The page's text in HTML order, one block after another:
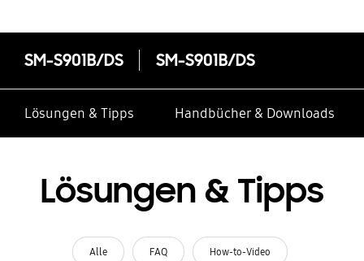
SM-S901B/DS SM-S901B/DS
Lösungen & Tipps Handbücher & Downloads
Lösungen & Tipps
Alle FAQ How-to-Video